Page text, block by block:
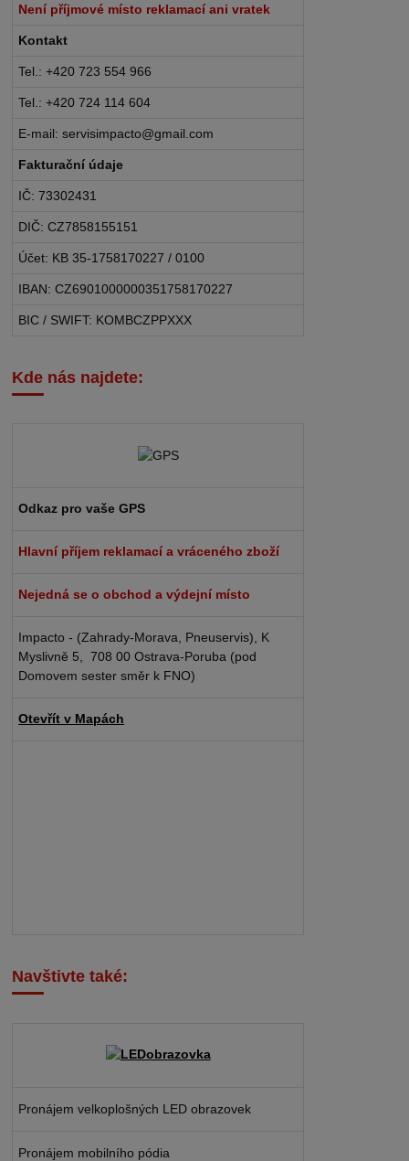
Není příjmové místo reklamací ani vratek
Kontakt
Tel.: +420 723 554 966
Tel.: +420 724 114 604
E-mail: servisimpacto@gmail.com
Fakturační údaje
IČ: 73302431
DIČ: CZ7858155151
Účet: KB 35-1758170227 / 0100
IBAN: CZ6901000000351758170227
BIC / SWIFT: KOMBCZPPXXX
Kde nás najdete:
Odkaz pro vaše GPS
Hlavní příjem reklamací a vráceného zboží
Nejedná se o obchod a výdejní místo
Impacto - (Zahrady-Morava, Pneuservis), K
Myslivně 5, 708 00 Ostrava-Poruba (pod
Domovem sester směr k FNO)
Otevřít v Mapách
Navštivte také:
Pronájem velkoplošných LED obrazovek
Pronájem mobilního pódia